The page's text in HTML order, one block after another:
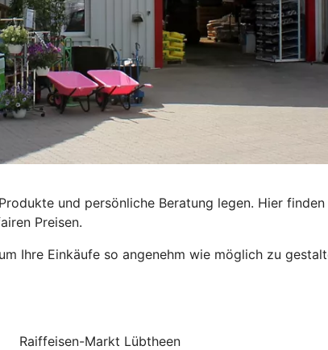
und persönliche Beratung legen. Hier
Preisen.
Ihre Einkäufe so angenehm wie möglich zu
Raiffeisen-Markt Lübtheen